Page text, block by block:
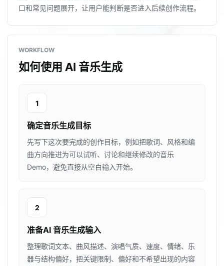
口和常见问题展开，让用户能判断是否进入后续创作流程。
WORKFLOW
如何使用 AI 音乐生成
1
确定音乐生成目标
先写下这次要完成的创作目标，例如把歌词、风格和编
曲方向推进为可以试听、讨论和继续修改的音乐
Demo，避免直接从空白输入开始。
2
准备AI 音乐生成输入
整理歌词文本、曲风描述、演唱气质、速度、情绪、乐
器与结构偏好，把关键限制、偏好和不希望出现的内容